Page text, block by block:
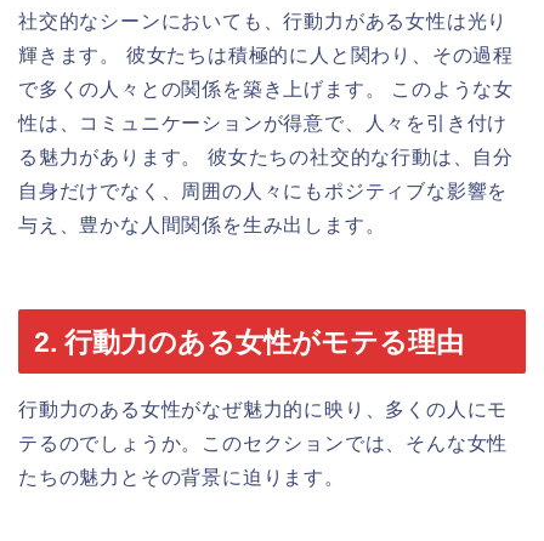
社交的なシーンにおいても、行動力がある女性は光り
輝きます。 彼女たちは積極的に人と関わり、その過程
で多くの人々との関係を築き上げます。 このような女
性は、コミュニケーションが得意で、人々を引き付け
る魅力があります。 彼女たちの社交的な行動は、自分
自身だけでなく、周囲の人々にもポジティブな影響を
与え、豊かな人間関係を生み出します。
2. 行動力のある女性がモテる理由
行動力のある女性がなぜ魅力的に映り、多くの人にモ
テるのでしょうか。このセクションでは、そんな女性
たちの魅力とその背景に迫ります。